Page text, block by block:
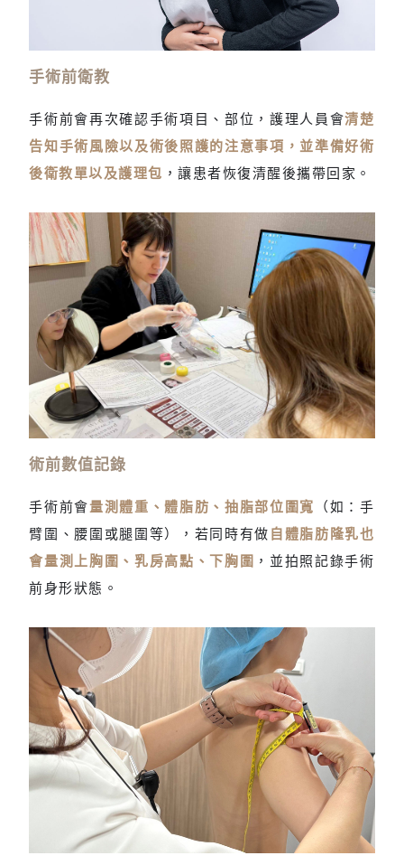
為避免術後不慎吸入嘔吐物，須禁食禁水
手術前衛教
手術前會再次確認手術項目、部位，護理人員會清楚
告知手術風險以及術後照護的注意事項，並準備好術
後衛教單以及護理包 ，讓患者恢復清醒後攜帶回家。
術前告知手術風險及衛教須知
術前數值記錄
手術前會量測體重、體脂肪、抽脂部位圍寬 （如：手
臂圍、腰圍或腿圍等），若同時有做 自體脂肪隆乳也
會量測上胸圍、乳房高點、下胸圍 ，並拍照記錄手術
前身形狀態。